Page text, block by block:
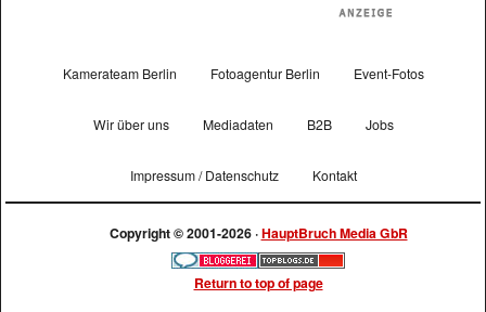
Kamerateam Berlin Fotoagentur Berlin Event-Fotos
Wir über uns Mediadaten B2B Jobs
Impressum / Datenschutz Kontakt
Copyright © 2001-2026 ·HauptBruch Media GbR
Return to top of page